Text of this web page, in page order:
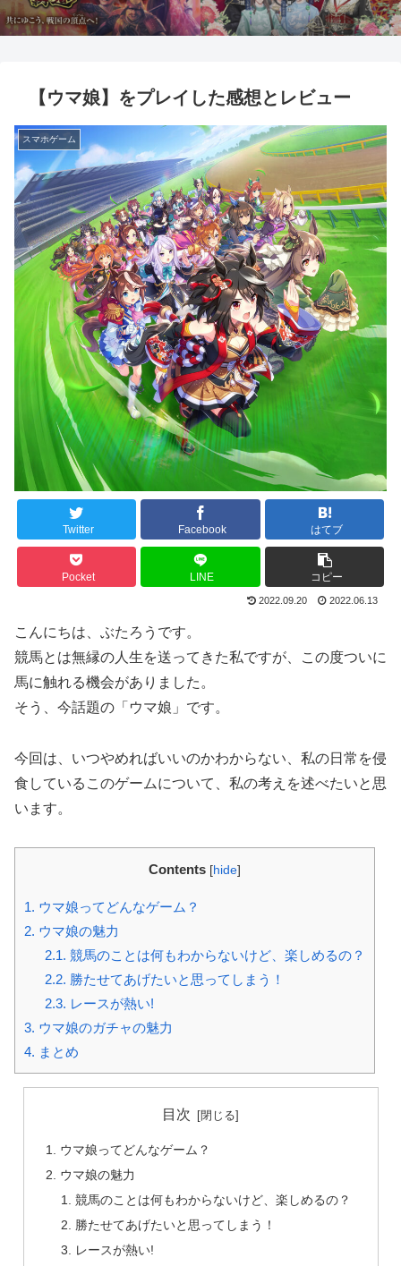
【ウマ娘】をプレイした感想とレビュー
スマホゲーム
Twitter Facebook はてブ
Pocket LINE コピー
2022.09.20 2022.06.13
こんにちは、ぶたろうです。
競馬とは無縁の人生を送ってきた私ですが、この度ついに
馬に触れる機会がありました。
そう、今話題の「ウマ娘」です。
今回は、いつやめればいいのかわからない、私の日常を侵
食しているこのゲームについて、私の考えを述べたいと思
います。
Contents [hide]
1. ウマ娘ってどんなゲーム？
2. ウマ娘の魅力
2.1. 競馬のことは何もわからないけど、楽しめるの？
2.2. 勝たせてあげたいと思ってしまう！
2.3. レースが熱い!
3. ウマ娘のガチャの魅力
4. まとめ
目次
ウマ娘ってどんなゲーム？
ウマ娘の魅力
競馬のことは何もわからないけど、楽しめるの？
勝たせてあげたいと思ってしまう！
レースが熱い!